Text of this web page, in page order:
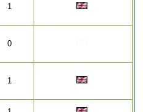
1
0
1